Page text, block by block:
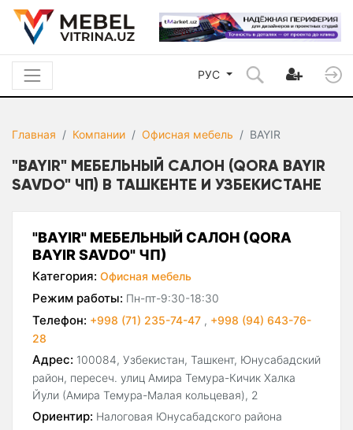
РУС
Главная Компании Офисная мебель BAYIR
"BAYIR" МЕБЕЛЬНЫЙ САЛОН (QORA BAYIR
SAVDO" ЧП) В ТАШКЕНТЕ И УЗБЕКИСТАНЕ
"BAYIR" МЕБЕЛЬНЫЙ САЛОН (QORA
BAYIR SAVDO" ЧП)
Категория: Офисная мебель
Режим работы: Пн-пт-9:30-18:30
Телефон: +998 (71) 235-74-47 , +998 (94) 643-76-
28
Адрес: 100084, Узбекистан, Ташкент, Юнусабадский
район, пересеч. улиц Амира Темура-Кичик Халка
Йули (Амира Темура-Малая кольцевая), 2
Ориентир: Налоговая Юнусабадского района